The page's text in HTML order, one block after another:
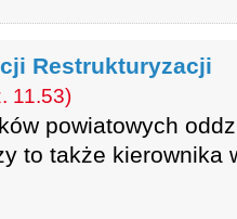
Restrukturyzacji
11.53)
powiatowych
to także kierownika